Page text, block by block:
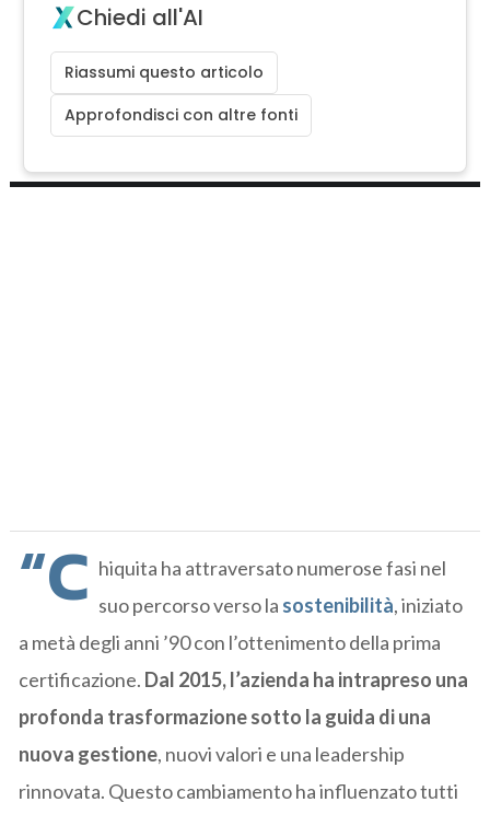
Chiedi all'AI
Riassumi questo articolo
Approfondisci con altre fonti
“C hiquita ha attraversato numerose fasi nel
suo percorso verso la sostenibilità, iniziato
a metà degli anni ’90 con l’ottenimento della prima
certificazione. Dal 2015, l’azienda ha intrapreso una
profonda trasformazione sotto la guida di una
nuova gestione, nuovi valori e una leadership
rinnovata. Questo cambiamento ha influenzato tutti